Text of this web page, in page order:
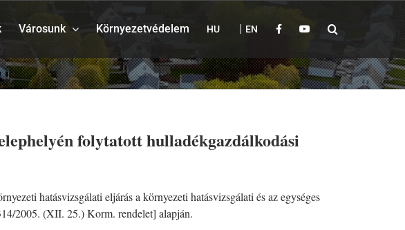
Városunk Környezetvédelem HU EN
folytatott hulladékgazdálkodási
hatásvizsgálati eljárás a környezeti hatásvizsgálati és az egységes
2005. (XII. 25.) Korm. rendelet] alapján.